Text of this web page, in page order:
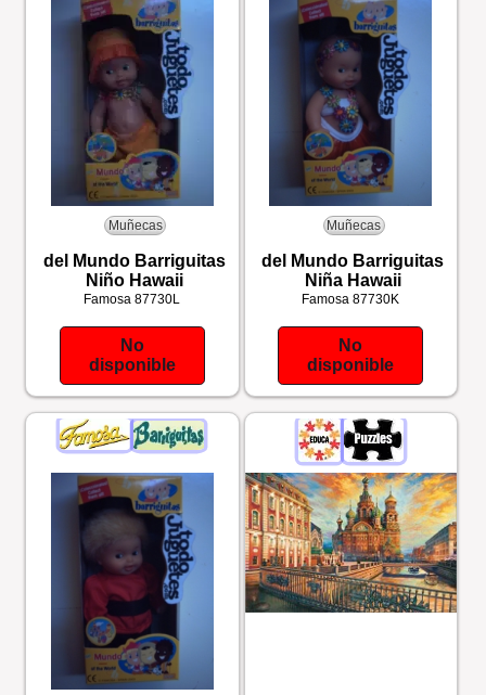
Muñecas
del Mundo Barriguitas
Niño Hawaii
Famosa87730L
No
disponible
Muñecas
del Mundo Barriguitas
Niña Hawaii
Famosa87730K
No
disponible